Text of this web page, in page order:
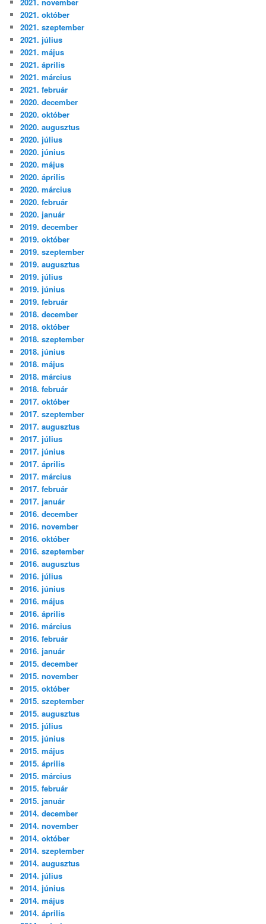
2021. november
2021. október
2021. szeptember
2021. július
2021. május
2021. április
2021. március
2021. február
2020. december
2020. október
2020. augusztus
2020. július
2020. június
2020. május
2020. április
2020. március
2020. február
2020. január
2019. december
2019. október
2019. szeptember
2019. augusztus
2019. július
2019. június
2019. február
2018. december
2018. október
2018. szeptember
2018. június
2018. május
2018. március
2018. február
2017. október
2017. szeptember
2017. augusztus
2017. július
2017. június
2017. április
2017. március
2017. február
2017. január
2016. december
2016. november
2016. október
2016. szeptember
2016. augusztus
2016. július
2016. június
2016. május
2016. április
2016. március
2016. február
2016. január
2015. december
2015. november
2015. október
2015. szeptember
2015. augusztus
2015. július
2015. június
2015. május
2015. április
2015. március
2015. február
2015. január
2014. december
2014. november
2014. október
2014. szeptember
2014. augusztus
2014. július
2014. június
2014. május
2014. április